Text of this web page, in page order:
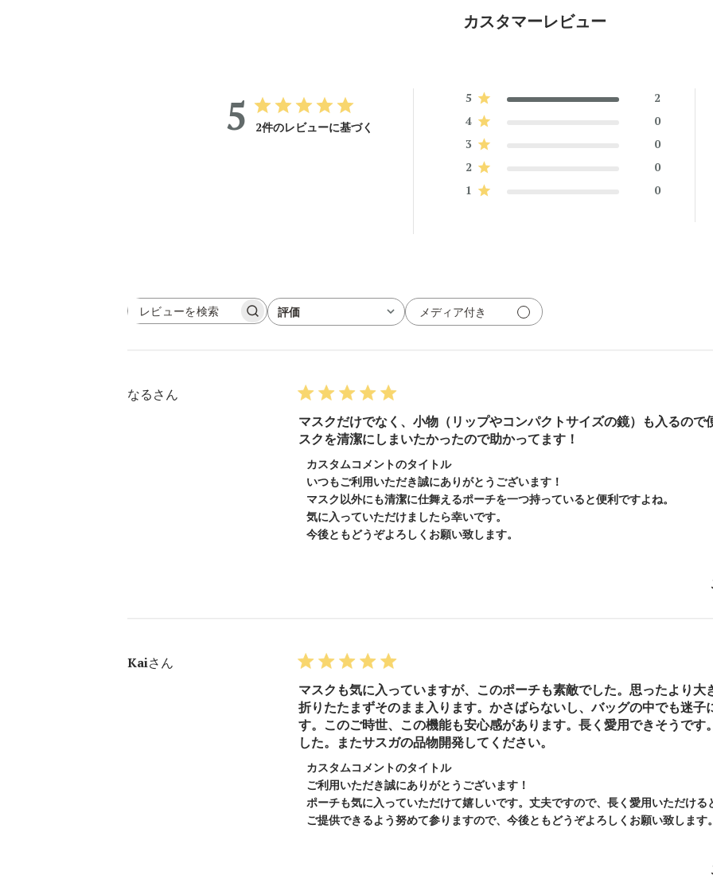
カスタマーレビュー
5 2件のレビューに基づく
5
2
4
0
3
0
2
0
1
0
レ
評価
すべての評価
メディア付き
なるさん
マスクだけでなく、小物（リップやコンパクトサイズの鏡）も入るので
スクを清潔にしまいたかったので助かってます！
以
下
に
関
す
メ
ン
ト
の
タ
ト
ル
様
の
カスタムコメントのタイトル
いつもご利用いただき誠にありがとうございます！
マスク以外にも清潔に仕舞えるポーチを一つ持っていると便利ですよね。
気に入っていただけましたら幸いです。
今後ともどうぞよろしくお願い致します。
Kaiさん
マスクも気に入っていますが、このポーチも素敵でした。思ったより大
折りたたまずそのまま入ります。かさばらないし、バッグの中でも迷子
す。このご時世、この機能も安心感があります。長く愛用できそうです
した。またサスガの品物開発してください。
以
下
に
関
カスタムコメントのタイトル
ご利用いただき誠にありがとうございます！
ポーチも気に入っていただけて嬉しいです。丈夫ですので、長く愛用いただけ
ご提供できるよう努めて参りますので、今後ともどうぞよろしくお願い致します。